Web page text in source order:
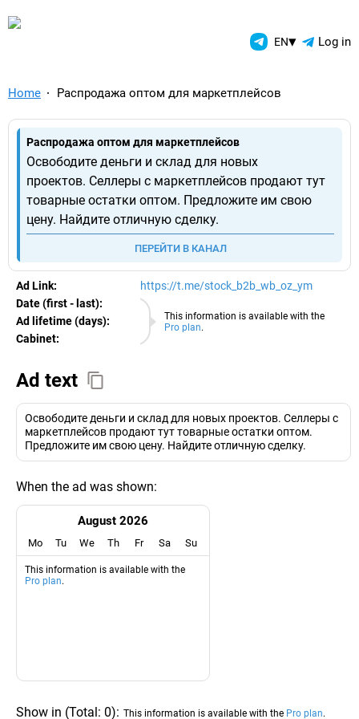
TelegramAds.com — EN▾ Log in
Home Распродажа оптом для маркетплейсов
Распродажа оптом для маркетплейсов
Освободите деньги и склад для новых
проектов. Селлеры с маркетплейсов продают тут
товарные остатки оптом. Предложите им свою
цену. Найдите отличную сделку.
ПЕРЕЙТИ В КАНАЛ
Ad Link: https://t.me/stock_b2b_wb_oz_ym
This information is available with the
Pro plan.
Date (first - last):
08.08.2026
Ad lifetime (days):
Cabinet:
EURO
Ad text
Освободите деньги и склад для новых проектов. Селлеры с
маркетплейсов продают тут товарные остатки оптом.
Предложите им свою цену. Найдите отличную сделку.
When the ad was shown:
August 2026
Mo Tu We Th Fr Sa Su
This information is available with the
Pro plan.
Show in (Total: 0): This information is available with the Pro plan.